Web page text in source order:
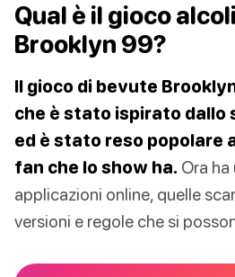
Qual è il gioco
Brooklyn 99?
Il gioco di bevute
che è stato ispirato dallo
ed è stato reso popolare
fan che lo show ha. Ora
applicazioni online, quelle
versioni e regole che si